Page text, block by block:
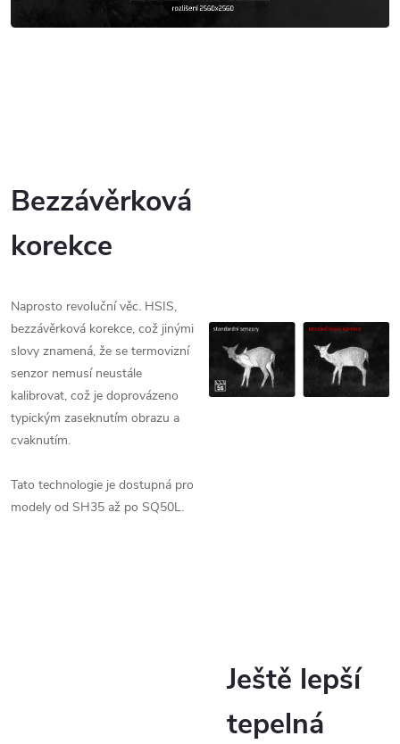
Bezzávěrková
korekce
Naprosto revoluční věc. HSIS,
bezzávěrková korekce, což jinými
slovy znamená, že se termovizní
senzor nemusí neustále
kalibrovat, což je doprovázeno
typickým zaseknutím obrazu a
cvaknutím.
Tato technologie je dostupná pro
modely od SH35 až po SQ50L.
Ještě lepší
tepelná